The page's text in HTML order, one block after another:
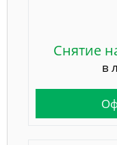
Снятие
в